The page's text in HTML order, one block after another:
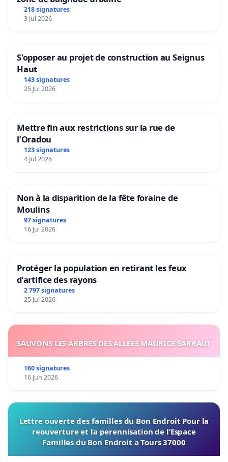
218 signatures
3 Jul 2026
S'opposer au projet de construction au Seignus
Haut
143 signatures
25 Jul 2026
Mettre fin aux restrictions sur la rue de
l’Oradou
123 signatures
4 Jul 2026
Non à la disparition de la fête foraine de
Moulins
97 signatures
16 Jul 2026
Protéger la population en retirant les feux
d’artifice des rayons
2 797 signatures
25 Jul 2026
SAUVONS LES ARBRES DES ALLÉES MAURICE SARRAUT
160 signatures
16 Jun 2026
Lettre ouverte des familles du Bon Endroit Pour la
reouverture et la perennisation de l’Espace
Familles du Bon Endroit a Tours 37000